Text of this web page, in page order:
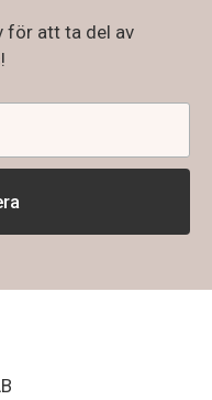
för att ta del av